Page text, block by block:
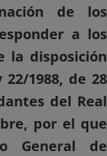
de los
a los
la disposición
1988, de 28
del Real
por el que
General de